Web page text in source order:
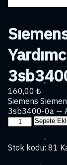
160,00 ₺
Siemens
3sb3400-0a —
Sıemens
3sb3400-
Yardımcı
Sepete
Stok kodu: 81